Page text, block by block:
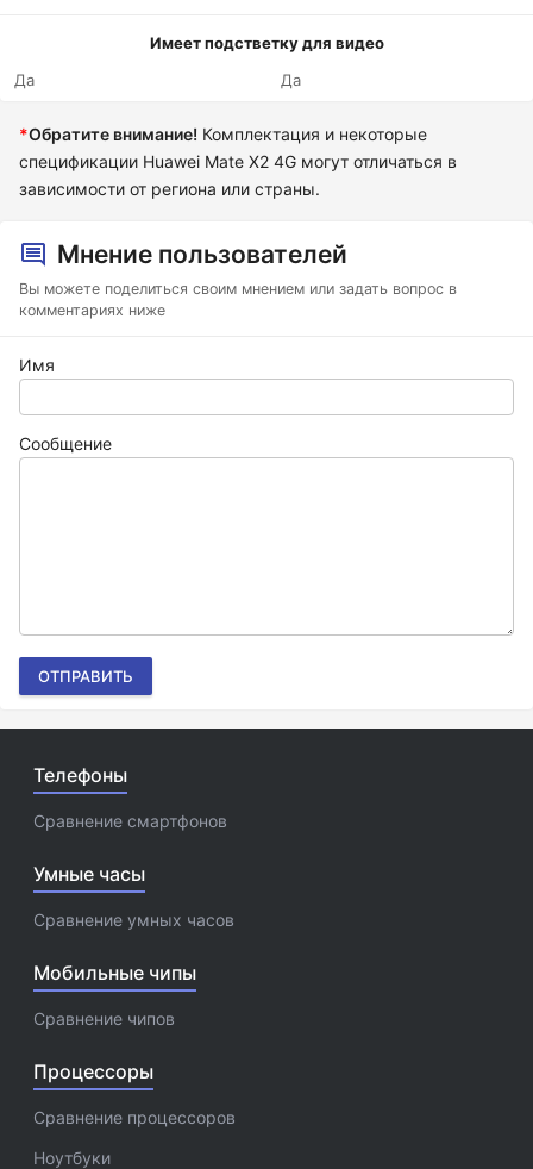
Имеет подстветку для видео
Да
Да
*Обратите внимание! Комплектация и некоторые
спецификации Huawei Mate X2 4G могут отличаться в
зависимости от региона или страны.
Мнение пользователей
Вы можете поделиться своим мнением или задать вопрос в
комментариях ниже
Имя
Сообщение
ОТПРАВИТЬ
Телефоны
Сравнение смартфонов
Умные часы
Сравнение умных часов
Мобильные чипы
Сравнение чипов
Процессоры
Сравнение процессоров
Ноутбуки